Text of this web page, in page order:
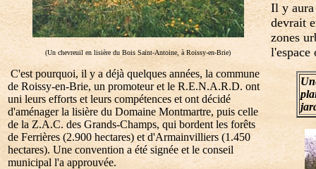
(Un chevreuil en lisière du Bois Saint-Antoine, à Roissy-en-Brie)
C'est pourquoi, il y a déjà quelques années, la commune
de Roissy-en-Brie, un promoteur et le R.E.N.A.R.D. ont
uni leurs efforts et leurs compétences et ont décidé
d'aménager la lisière du Domaine Montmartre, puis celle
de la Z.A.C. des Grands-Champs, qui bordent les forêts
de Ferrières (2.900 hectares) et d'Armainvilliers (1.450
hectares). Une convention a été signée et le conseil
municipal l'a approuvée.
Il y aura
devrait
zones
l'espace